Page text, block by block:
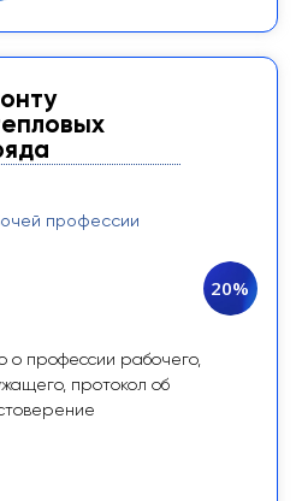
профессии
о профессии рабочего,
протокол об
20%